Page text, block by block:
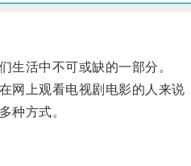
活中不可或缺的一部分。
上观看电视剧电影的人来说
方式。